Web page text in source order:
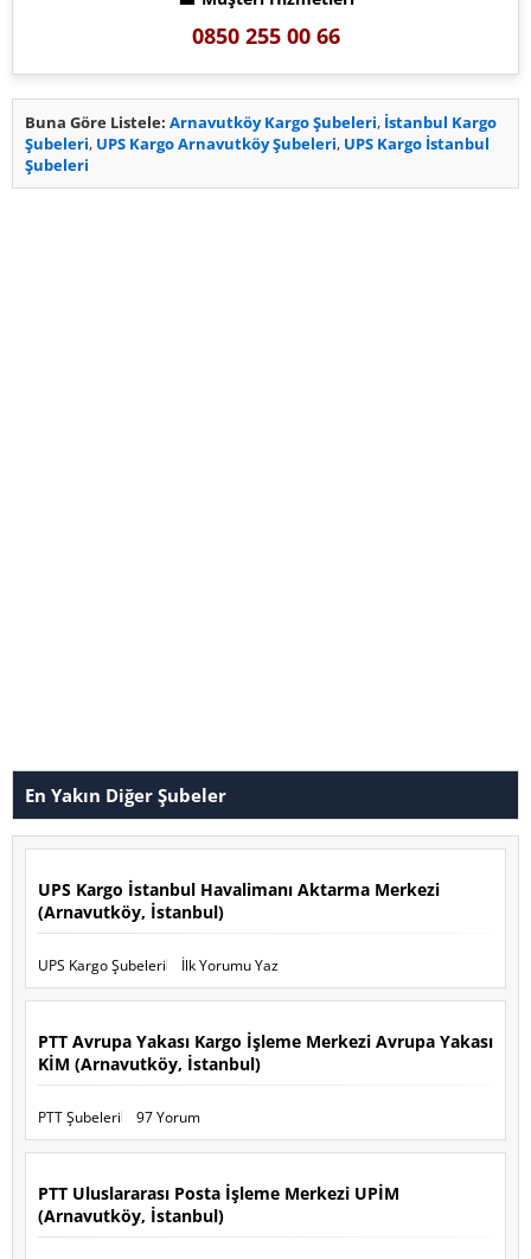
0850 255 00 66
Buna Göre Listele: Arnavutköy Kargo Şubeleri, İstanbul Kargo
Şubeleri, UPS Kargo Arnavutköy Şubeleri, UPS Kargo İstanbul
Şubeleri
En Yakın Diğer Şubeler
UPS Kargo İstanbul Havalimanı Aktarma Merkezi
(Arnavutköy, İstanbul)
UPS Kargo Şubeleri İlk Yorumu Yaz
PTT Avrupa Yakası Kargo İşleme Merkezi Avrupa Yakası
KİM (Arnavutköy, İstanbul)
PTT Şubeleri 97 Yorum
PTT Uluslararası Posta İşleme Merkezi UPİM
(Arnavutköy, İstanbul)